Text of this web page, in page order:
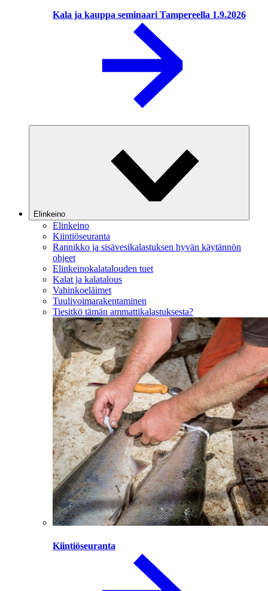
Kala ja kauppa seminaari Tampereella 1.9.2026
Elinkeino
Elinkeino
Kiintiöseuranta
Rannikko ja sisävesikalastuksen hyvän käytännön
ohjeet
Elinkeinokalatalouden tuet
Kalat ja kalatalous
Vahinkoeläimet
Tuulivoimarakentaminen
Tiesitkö tämän ammattikalastuksesta?
Kiintiöseuranta